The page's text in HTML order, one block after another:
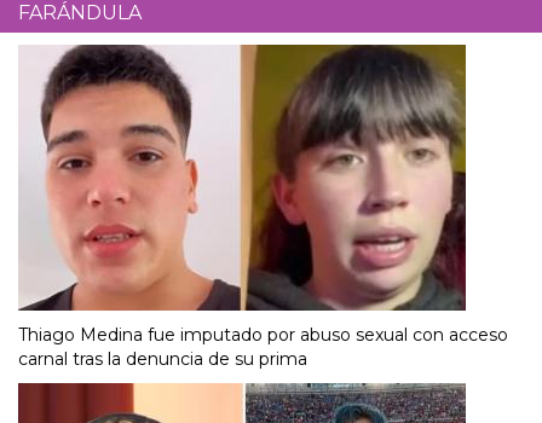
FARÁNDULA
Thiago Medina fue imputado por abuso sexual con acceso
carnal tras la denuncia de su prima